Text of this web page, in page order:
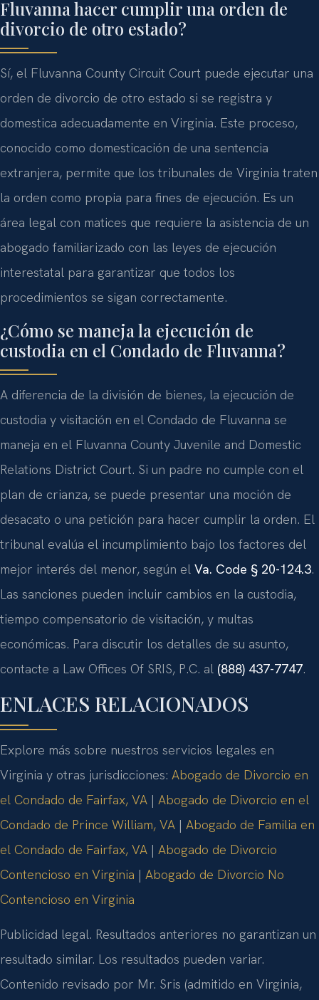
Fluvanna hacer cumplir una orden de
divorcio de otro estado?
Sí, el Fluvanna County Circuit Court puede ejecutar una
orden de divorcio de otro estado si se registra y
domestica adecuadamente en Virginia. Este proceso,
conocido como domesticación de una sentencia
extranjera, permite que los tribunales de Virginia traten
la orden como propia para fines de ejecución. Es un
área legal con matices que requiere la asistencia de un
abogado familiarizado con las leyes de ejecución
interestatal para garantizar que todos los
procedimientos se sigan correctamente.
¿Cómo se maneja la ejecución de
custodia en el Condado de Fluvanna?
A diferencia de la división de bienes, la ejecución de
custodia y visitación en el Condado de Fluvanna se
maneja en el Fluvanna County Juvenile and Domestic
Relations District Court. Si un padre no cumple con el
plan de crianza, se puede presentar una moción de
desacato o una petición para hacer cumplir la orden. El
tribunal evalúa el incumplimiento bajo los factores del
mejor interés del menor, según el Va. Code § 20-124.3.
Las sanciones pueden incluir cambios en la custodia,
tiempo compensatorio de visitación, y multas
económicas. Para discutir los detalles de su asunto,
contacte a Law Offices Of SRIS, P.C. al (888) 437-7747.
ENLACES RELACIONADOS
Explore más sobre nuestros servicios legales en
Virginia y otras jurisdicciones: Abogado de Divorcio en
el Condado de Fairfax, VA | Abogado de Divorcio en el
Condado de Prince William, VA | Abogado de Familia en
el Condado de Fairfax, VA | Abogado de Divorcio
Contencioso en Virginia | Abogado de Divorcio No
Contencioso en Virginia
Publicidad legal. Resultados anteriores no garantizan un
resultado similar. Los resultados pueden variar.
Contenido revisado por Mr. Sris (admitido en Virginia,